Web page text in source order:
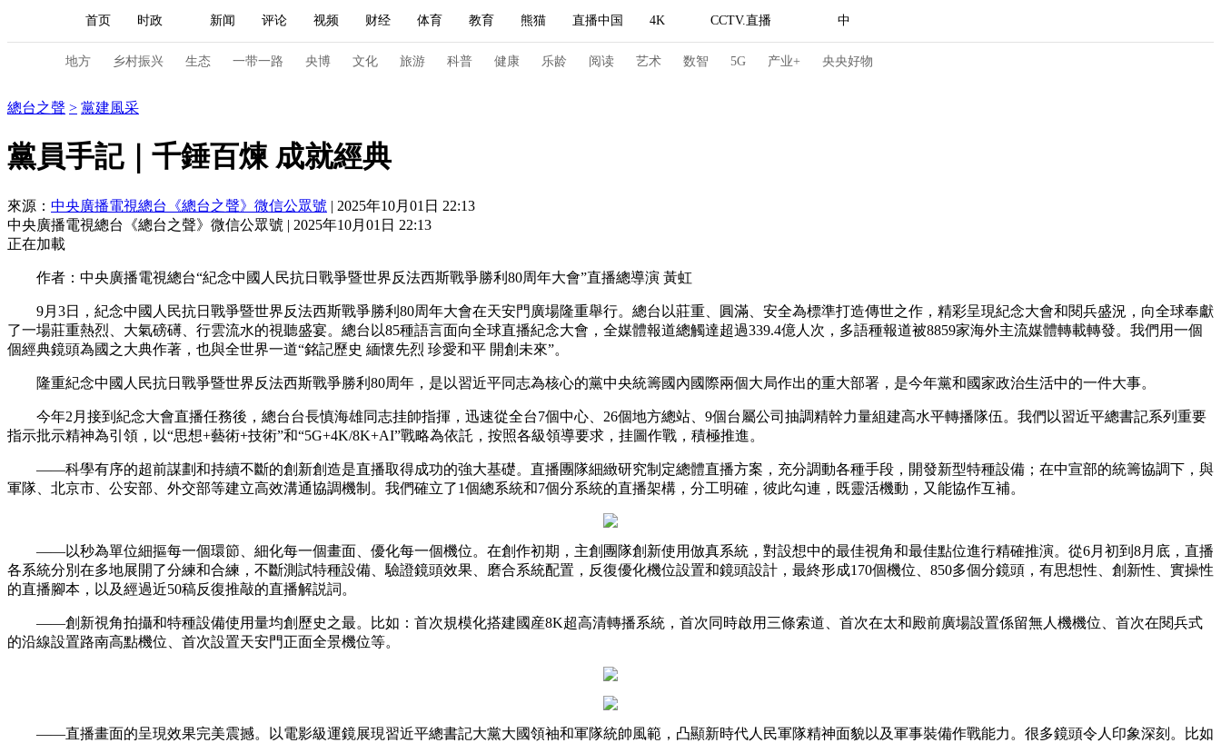
首页 时政 新闻 评论 视频 财经 体育 教育 熊猫 直播中国 4K CCTV.直播 中
人民领袖习近平 中国领导人 央视快评 习式妙语 热解读 天天学习
直播 栏目大全 节目单 听音 微视频 主持人 下载央视影音
海外频道 iPanda English Монгол
地方 乡村振兴 生态 一带一路 央博 文化 旅游 科普 健康 乐龄 阅读 艺术 数智 5G 产业+ 央央好物
新闻 国内 国际 评论 经济 军事 科技 法治
视频 小央视频 小央直播 直播中国 熊猫频道 VR/AR 4K专区 全景新闻
现场 前线 比划 快看 蓝海中国 新兵请入列 人生第一次 人生第二次
体育 直播 竞猜 2026年世界杯 2026年冬奥会 CBA NBA
VIP会员 CCTV奥林匹克频道 生活体育大会 体育江湖 文化体育 冰雪道路 足球道路
财经 教育 乡村振兴 生态环境 一带一路 央博 非遗 文化 旅游 科普 健康 乐龄
大国智造 大国展会 大国保险 云顶对话 云起 超级工厂 智敬中国 全民健康 颜选攻略 海洋 时尚 天气 才艺 网展 央央好物
CCTV.节目官网 直播 节目单 栏目 片库 热播榜 总台企业白名单
總台之聲 > 黨建風采
黨員手記｜千錘百煉 成就經典
來源： 中央廣播電視總台《總台之聲》微信公眾號 | 2025年10月01日 22:13
中央廣播電視總台《總台之聲》微信公眾號 | 2025年10月01日 22:13
正在加載
作者：中央廣播電視總台“紀念中國人民抗日戰爭暨世界反法西斯戰爭勝利80周年大會”直播總導演 黃虹
9月3日，紀念中國人民抗日戰爭暨世界反法西斯戰爭勝利80周年大會在天安門廣場隆重舉行。總台以莊重、圓滿、安全為標準打造傳世之作，精彩呈現紀念大會和閱兵盛況，向全球奉獻
了一場莊重熱烈、大氣磅礡、行雲流水的視聽盛宴。總台以85種語言面向全球直播紀念大會，全媒體報道總觸達超過339.4億人次，多語種報道被8859家海外主流媒體轉載轉發。我們用一個
個經典鏡頭為國之大典作著，也與全世界一道“銘記歷史 緬懷先烈 珍愛和平 開創未來”。
隆重紀念中國人民抗日戰爭暨世界反法西斯戰爭勝利80周年，是以習近平同志為核心的黨中央統籌國內國際兩個大局作出的重大部署，是今年黨和國家政治生活中的一件大事。
今年2月接到紀念大會直播任務後，總台台長慎海雄同志挂帥指揮，迅速從全台7個中心、26個地方總站、9個台屬公司抽調精幹力量組建高水平轉播隊伍。我們以習近平總書記系列重要
指示批示精神為引領，以“思想+藝術+技術”和“5G+4K/8K+AI”戰略為依託，按照各級領導要求，挂圖作戰，積極推進。
——科學有序的超前謀劃和持續不斷的創新創造是直播取得成功的強大基礎。直播團隊細緻研究制定總體直播方案，充分調動各種手段，開發新型特種設備；在中宣部的統籌協調下，與
軍隊、北京市、公安部、外交部等建立高效溝通協調機制。我們確立了1個總系統和7個分系統的直播架構，分工明確，彼此勾連，既靈活機動，又能協作互補。
——以秒為單位細摳每一個環節、細化每一個畫面、優化每一個機位。在創作初期，主創團隊創新使用倣真系統，對設想中的最佳視角和最佳點位進行精確推演。從6月初到8月底，直播
各系統分別在多地展開了分練和合練，不斷測試特種設備、驗證鏡頭效果、磨合系統配置，反復優化機位設置和鏡頭設計，最終形成170個機位、850多個分鏡頭，有思想性、創新性、實操性
的直播腳本，以及經過近50稿反復推敲的直播解説詞。
——創新視角拍攝和特種設備使用量均創歷史之最。比如：首次規模化搭建國産8K超高清轉播系統，首次同時啟用三條索道、首次在太和殿前廣場設置係留無人機機位、首次在閱兵式
的沿線設置路南高點機位、首次設置天安門正面全景機位等。
——直播畫面的呈現效果完美震撼。以電影級運鏡展現習近平總書記大黨大國領袖和軍隊統帥風範，凸顯新時代人民軍隊精神面貌以及軍事裝備作戰能力。很多鏡頭令人印象深刻。比如